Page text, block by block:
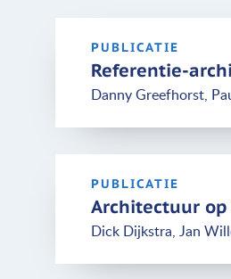
PUBLICATIE
Referentie-
Danny Greefhorst,
PUBLICATIE
Architectuur
Dick Dijkstra, Jan